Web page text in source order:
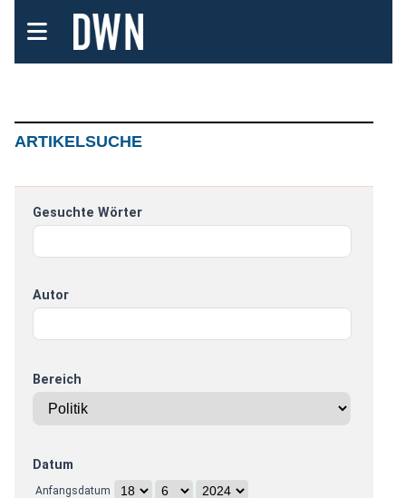
ARTIKELSUCHE
Gesuchte Wörter
Autor
Bereich
Datum
Anfangsdatum